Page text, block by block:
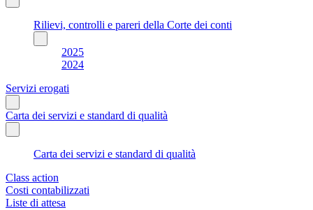
Rilievi, controlli e pareri della Corte dei conti
2025
2024
Servizi erogati
Carta dei servizi e standard di qualità
Carta dei servizi e standard di qualità
Class action
Costi contabilizzati
Liste di attesa